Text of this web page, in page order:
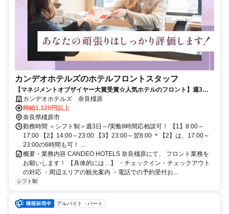
カンデオホテルズのホテルフロントスタッフ
【マネジメントオブザイヤー大賞受賞☆人気ホテルのフロント】週3日
～/大和八木駅から徒歩3分＊スキル不問！未経験スタート90％以上＊選
べる働き方/アルバイトにも昇給・賞与など厚待遇アリ！
カンデオホテルズ 奈良橿原
時給1,120円以上
奈良県橿原市
勤務時間 ＜シフト制＞週3日～/実働8時間応相談可！ 【1】8:00～
17:00 【2】14:00～23:00 【3】23:00～翌8:00 ＊【2】は、17:00～
23:00の6時間も可！ ...
概要・業務内容 CANDEO HOTELS 奈良橿原にて、 フロント業務を
お願いします！ 【具体的には…】 ・チェックイン・チェックアウト
の対応 ・周辺エリアの観光案内 ・電話での予約受付お...
シフト制
アルバイト・パート